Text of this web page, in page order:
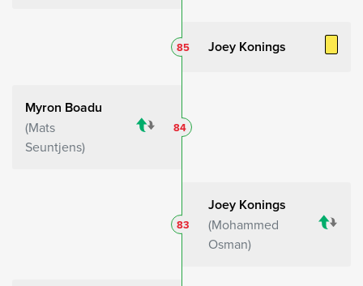
Joey Konings
85
Myron Boadu
Mats
Seuntjens
84
Joey Konings
Mohammed
Osman
83